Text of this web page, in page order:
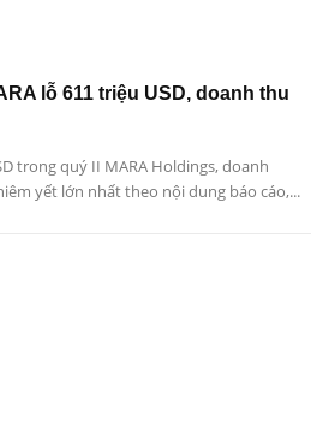
lỗ 611 triệu USD, doanh thu
trong quý II MARA Holdings, doanh
yết lớn nhất theo nội dung báo cáo,...